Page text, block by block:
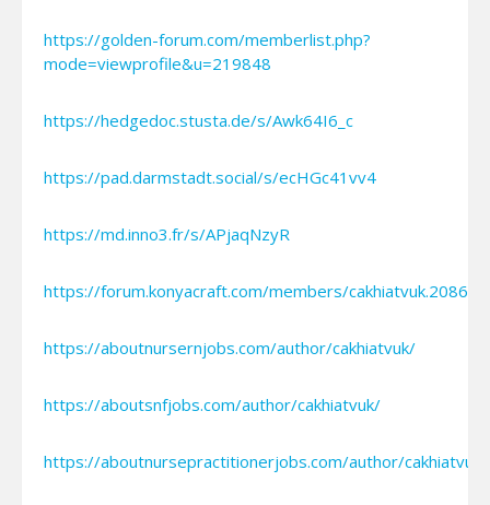
https://golden-forum.com/memberlist.php?
mode=viewprofile&u=219848
https://hedgedoc.stusta.de/s/Awk64I6_c
https://pad.darmstadt.social/s/ecHGc41vv4
https://md.inno3.fr/s/APjaqNzyR
https://forum.konyacraft.com/members/
https://aboutnursernjobs.com/author/cakhiatvuk/
https://aboutsnfjobs.com/author/cakhiatvuk/
https://aboutnursepractitionerjobs.com/author/cakhiatvuk/